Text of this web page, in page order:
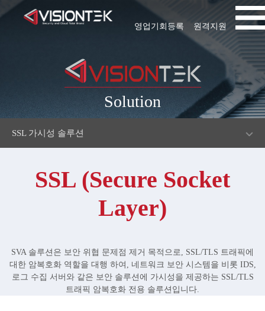
원격지원
영업기회등록
Solution
SSL 가시성 솔루션
SSL (Secure Socket
Layer)
SVA 솔루션은 보안 위협 문제점 제거 목적으로, SSL/TLS 트래픽에
대한 암복호화 역할을 대행 하여, 네트워크 보안 시스템을 비롯 IDS,
로그 수집 서버와 같은 보안 솔루션에 가시성을 제공하는 SSL/TLS
트래픽 암복호화 전용 솔루션입니다.